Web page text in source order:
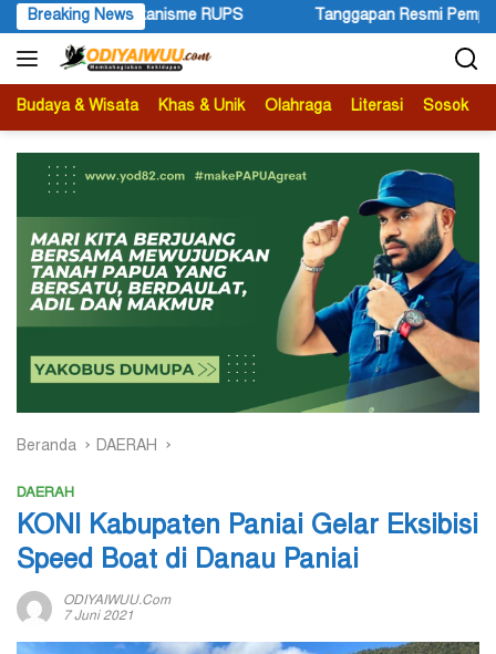
Langsung
ke
konten
Breaking News
Tanggapan Resmi Pemprov Papua Pegunungan Pasca
Budaya & Wisata Khas & Unik Olahraga Literasi Sosok
Beranda DAERAH
DAERAH
KONI Kabupaten Paniai Gelar Eksibisi
Speed Boat di Danau Paniai
ODIYAIWUU.com
7 Juni 2021